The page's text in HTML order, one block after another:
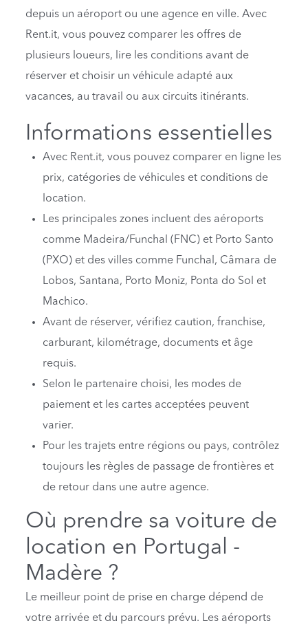
depuis un aéroport ou une agence en ville. Avec
Rent.it, vous pouvez comparer les offres de
plusieurs loueurs, lire les conditions avant de
réserver et choisir un véhicule adapté aux
vacances, au travail ou aux circuits itinérants.
Informations essentielles
Avec Rent.it, vous pouvez comparer en ligne les
prix, catégories de véhicules et conditions de
location.
Les principales zones incluent des aéroports
comme Madeira/Funchal (FNC) et Porto Santo
(PXO) et des villes comme Funchal, Câmara de
Lobos, Santana, Porto Moniz, Ponta do Sol et
Machico.
Avant de réserver, vérifiez caution, franchise,
carburant, kilométrage, documents et âge
requis.
Selon le partenaire choisi, les modes de
paiement et les cartes acceptées peuvent
varier.
Pour les trajets entre régions ou pays, contrôlez
toujours les règles de passage de frontières et
de retour dans une autre agence.
Où prendre sa voiture de
location en Portugal -
Madère ?
Le meilleur point de prise en charge dépend de
votre arrivée et du parcours prévu. Les aéroports